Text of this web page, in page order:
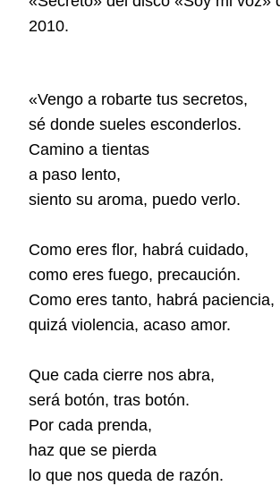
2010.
«Vengo a robarte tus secretos,
sé donde sueles esconderlos.
Camino a tientas
a paso lento,
siento su aroma, puedo verlo.
Como eres flor, habrá cuidado,
como eres fuego, precaución.
Como eres tanto, habrá paciencia,
quizá violencia, acaso amor.
Que cada cierre nos abra,
será botón, tras botón.
Por cada prenda,
haz que se pierda
lo que nos queda de razón.